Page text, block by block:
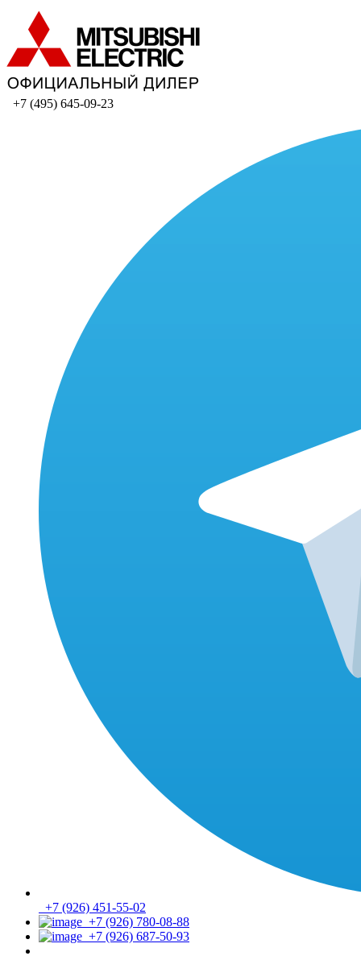
+7 (495) 645-09-23
+7 (926) 451-55-02
+7 (926) 780-08-88
+7 (926) 687-50-93